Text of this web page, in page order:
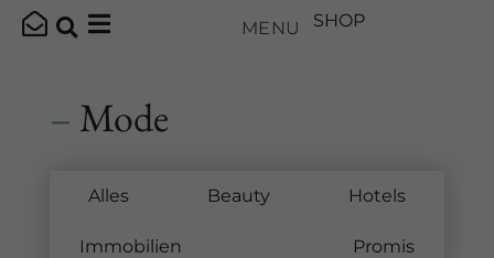
MENU SHOP
– Mode
Alles Beauty Hotels
Immobilien Promis